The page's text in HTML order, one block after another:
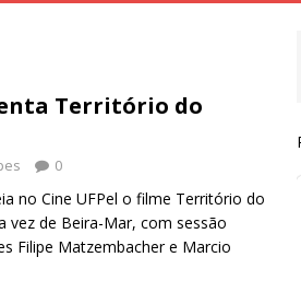
Território do
0
no Cine UFPel o filme Território do
vez de Beira-Mar, com sessão
Filipe Matzembacher e Marcio